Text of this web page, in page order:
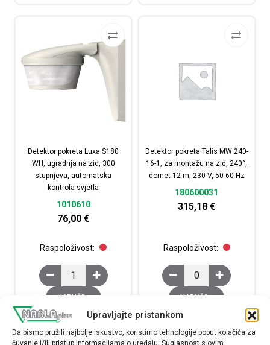
Upravljajte pristankom
Da bismo pružili najbolje iskustvo, koristimo tehnologije poput kolačića za
čuvanje i/ili pristup informacijama o uređaju. Suglasnost s ovim
Detektor pokreta Luxa S180
WH, ugradnja na zid, 300
stupnjeva, automatska
kontrola svjetla
1010610
76,00€
Raspoloživost:
Detektor pokreta Luxa S180 WH, ugradnja na zid,
NARUČI
Detektor pokreta Talis MW 240-
16-1, za montažu na zid, 240°,
domet 12 m, 230 V, 50-60 Hz
180600031
315,18€
Raspoloživost:
Detektor pokreta
NARUČI